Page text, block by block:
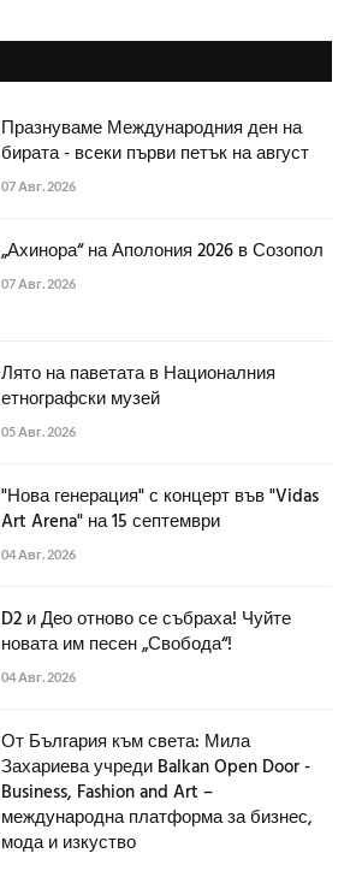
Празнуваме Международния ден на
бирата - всеки първи петък на август
07 Авг. 2026
„Ахинора“ на Аполония 2026 в Созопол
07 Авг. 2026
Лято на паветата в Националния
етнографски музей
05 Авг. 2026
"Нова генерация" с концерт във "Vidas
Art Arena" на 15 септември
04 Авг. 2026
D2 и Део отново се събраха! Чуйте
новата им песен „Свобода“!
04 Авг. 2026
От България към света: Мила
Захариева учреди Balkan Open Door -
Business, Fashion and Art –
международна платформа за бизнес,
мода и изкуство